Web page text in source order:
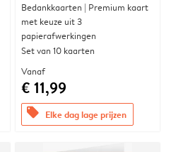
Bedankkaarten | Premium kaart
met keuze uit 3
papierafwerkingen
Set van 10 kaarten
Vanaf
€ 11,99
offers Elke dag lage prijzen